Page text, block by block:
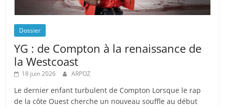
Dossier
YG : de Compton à la renaissance de
la Westcoast
18 juin 2026 ARPOZ
Le dernier enfant turbulent de Compton Lorsque le rap
de la côte Ouest cherche un nouveau souffle au début